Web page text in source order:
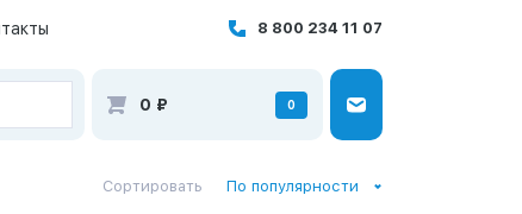
8 800 234 11 07
0 ₽ 0
Сортировать По популярности